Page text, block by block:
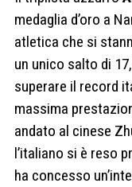
medaglia d’oro a
atletica che si
un unico salto di
superare il record
massima
andato al cinese
l’italiano si è reso
ha concesso